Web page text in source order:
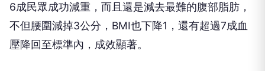
6成民眾成功減重，而且還是減去最難的腹部脂肪，
不但腰圍減掉3公分，BMI也下降1，還有超過7成血
壓降回至標準內，成效顯著。